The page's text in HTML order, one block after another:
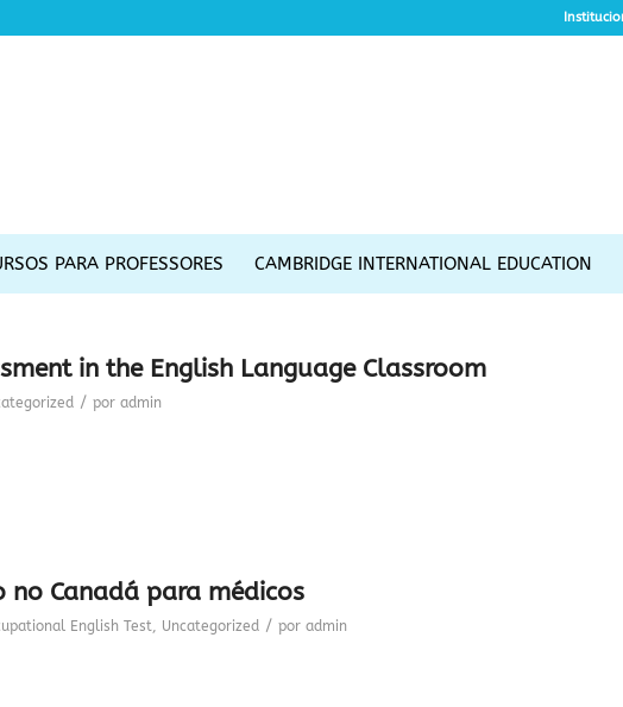
PARA PROFESSORES CAMBRIDGE INTERNATIONAL EDUCATION
in the English Language Classroom
/ por admin
no Canadá para médicos
English Test, Uncategorized / por admin